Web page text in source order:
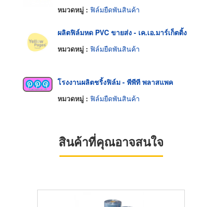
หมวดหมู่ : ฟิล์มยืดพันสินค้า
ผลิตฟิล์มหด PVC ขายส่ง - เค.เอ.มาร์เก็ตติ้ง
หมวดหมู่ : ฟิล์มยืดพันสินค้า
โรงงานผลิตชริ้งฟิล์ม - พีพีที พลาสแพค
หมวดหมู่ : ฟิล์มยืดพันสินค้า
สินค้าที่คุณอาจสนใจ